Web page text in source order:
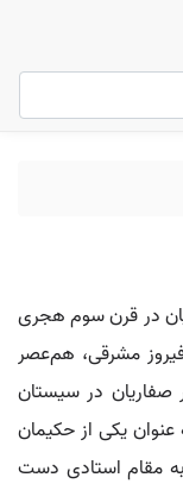
در قرن سوم هجری
مشرقی، هم‌عصر
صفاریان در سیستان
یکی از حکیمان
مقام استادی دست